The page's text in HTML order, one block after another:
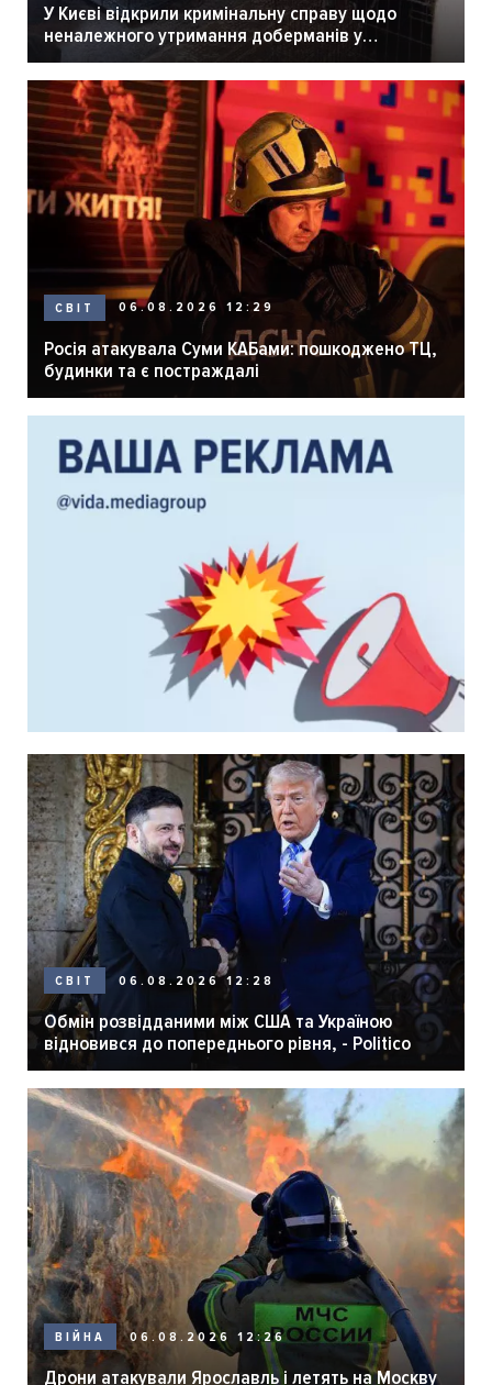
У Києві відкрили кримінальну справу щодо
неналежного утримання доберманів у
розпліднику
СВІТ 06.08.2026 12:29
Росія атакувала Суми КАБами: пошкоджено ТЦ,
будинки та є постраждалі
СВІТ 06.08.2026 12:28
Обмін розвідданими між США та Україною
відновився до попереднього рівня, - Politico
ВІЙНА 06.08.2026 12:26
Дрони атакували Ярославль і летять на Москву